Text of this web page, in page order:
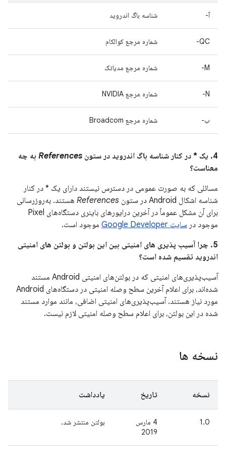
آ- شناسه باگ اندروید
QC- شماره مرجع کوالکام
M- شماره مرجع مدیاتک
N- شماره مرجع NVIDIA
ب- شماره مرجع Broadcom
4. یک * در کنار شناسه باگ اندروید در ستون References به چه
معناست؟
مسائلی که به صورت عمومی در دسترس نیستند دارای یک * در کنار
شناسه اشکال Android در ستون
References هستند. به‌روزرسانی
برای آن مشکل عموماً در آخرین درایورهای باینری دستگاه‌های Pixel
موجود در سایت Google Developer
موجود است.
5. چرا آسیب پذیری های امنیتی بین این بولتن و بولتن های امنیتی
اندروید تقسیم شده است؟
آسیب‌پذیری‌های امنیتی که در بولتن‌های امنیتی Android مستند
شده‌اند، برای اعلام آخرین سطح وصله امنیتی در دستگاه‌های Android
مورد نیاز هستند. آسیب‌پذیری‌های امنیتی اضافی، مانند موارد مستند
شده در این بولتن، برای اعلام سطح وصله امنیتی لازم نیست.
نسخه ها
نسخه تاریخ یادداشت
1.0
4 مارس
2019
بولتن منتشر شد.